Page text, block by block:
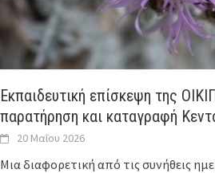
Εκπαιδευτική επίσκεψη της
παρατήρηση και καταγραφή
20 Μαΐου 2026
Μια διαφορετική από τις συνήθεις